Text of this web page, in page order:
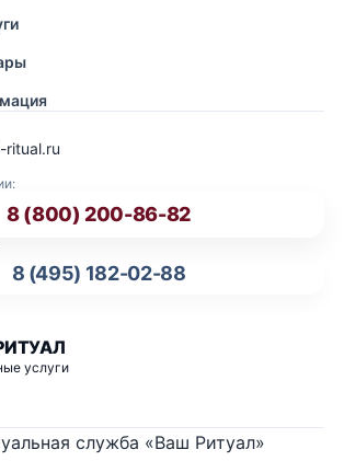
услуги
8 (800) 200-86-82
8 (495) 182-02-88
ritual.ru
служба «Ваш Ритуал»